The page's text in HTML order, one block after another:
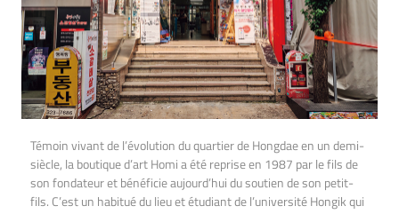
Témoin vivant de l’évolution du quartier de Hongdae en un demi-
siècle, la boutique d’art Homi a été reprise en 1987 par le fils de
son fondateur et bénéficie aujourd’hui du soutien de son petit-
fils. C’est un habitué du lieu et étudiant de l’université Hongik qui